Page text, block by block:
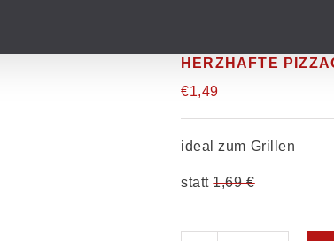
HERZHAFTE
€1,49
ideal zum Grillen
statt1,69 €